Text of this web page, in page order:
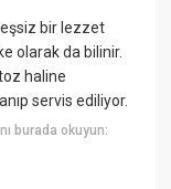
bir lezzet
olarak da bilinir.
haline
servis ediliyor.
burada okuyun: